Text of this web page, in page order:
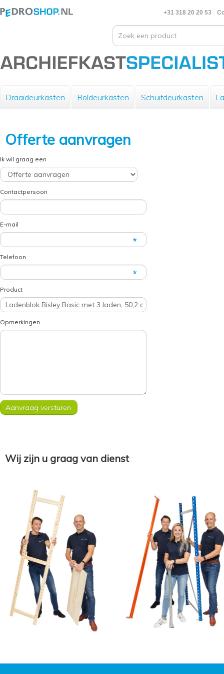
+31 318 20 20 53
Draaideurkasten Roldeurkasten Schuifdeurkasten
Offerte aanvragen
Ik wil graag een
Contactpersoon
E-mail
Telefoon
Product
Opmerkingen
Wij zijn u graag van dienst